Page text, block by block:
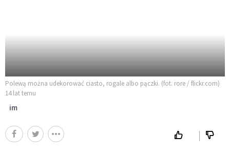
Polewą można udekorować ciasto, rogale albo pączki. (fot. rore / flickr.com)
14 lat temu
im